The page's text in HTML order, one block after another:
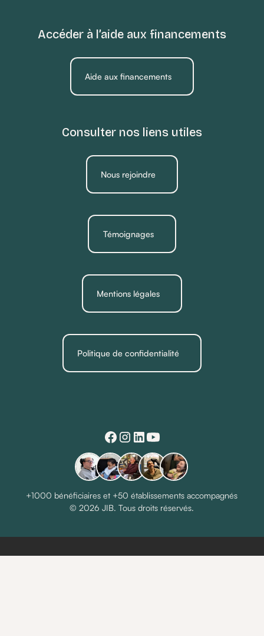
Accéder à l’aide aux financements
Aide aux financements
Consulter nos liens utiles
Nous rejoindre
Témoignages
Mentions légales
Politique de confidentialité
© 2026 JIB. Tous droits réservés.
+1000 bénéficiaires et +50 établissements accompagnés